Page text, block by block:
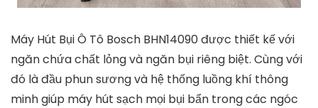
Máy Hút Bụi Ô Tô Bosch BHN14090 được thiết kế với
ngăn chứa chất lỏng và ngăn bụi riêng biệt. Cùng với
đó là đầu phun sương và hệ thống luồng khí thông
minh giúp máy hút sạch mọi bụi bẩn trong các ngóc